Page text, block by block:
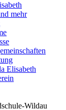
mehr
Elisabeth